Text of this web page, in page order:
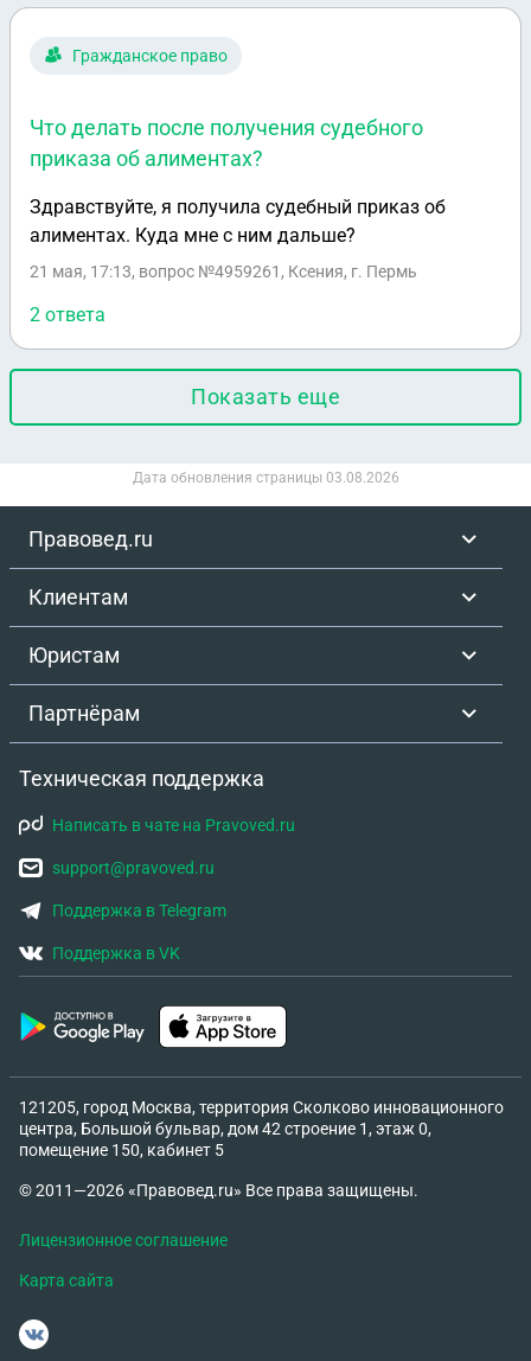
Гражданское право
Что делать после получения судебного
приказа об алиментах?
Здравствуйте, я получила судебный приказ об
алиментах. Куда мне с ним дальше?
21 мая, 17:13, вопрос №4959261, Ксения, г. Пермь
2 ответа
Показать еще
Дата обновления страницы 03.08.2026
Правовед.ru
Клиентам
Юристам
Партнёрам
Техническая поддержка
Написать в чате на Pravoved.ru
support@pravoved.ru
Поддержка в Telegram
Поддержка в VK
121205, город Москва, территория Сколково инновационного
центра, Большой бульвар, дом 42 строение 1, этаж 0,
помещение 150, кабинет 5
© 2011—2026 «Правовед.ru» Все права защищены.
Лицензионное соглашение
Карта сайта